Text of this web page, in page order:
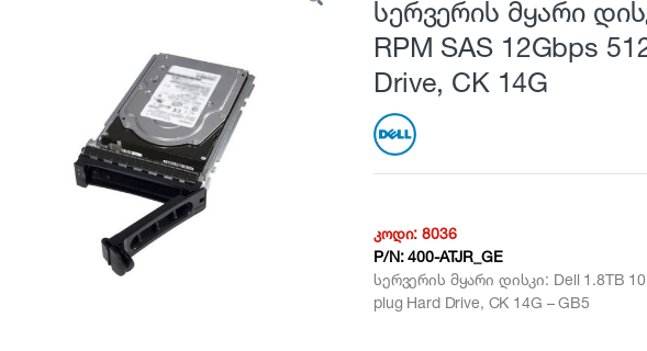
სერვერის მყარი
RPM SAS 12Gbps
Drive, CK 14G
კოდი:8036
P/N:400-ATJR_GE
სერვერის მყარი დისკი: Dell 1.8TB
plug Hard Drive, CK 14G – GB5